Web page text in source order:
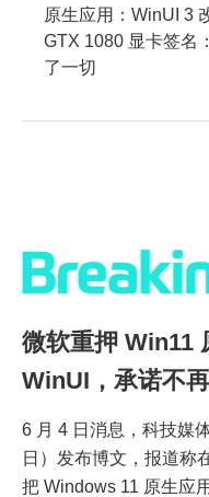
原生应用：WinUI 3
GTX 1080 显卡签名
了一切
微软重押 Win11
WinUI，承诺不
6 月 4 日消息，科技媒
日）发布博文，报道称
把 Windows 11 原生应